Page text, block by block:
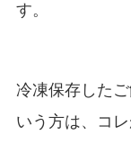
す。
冷凍保存した
いう方は、コ